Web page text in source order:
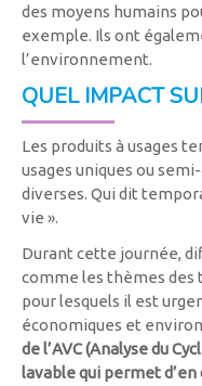
des moyens humains
exemple. Ils ont
l’environnement.
QUEL IMPACT
Les produits à usages
usages uniques ou
diverses. Qui dit
vie ».
Durant cette journée,
comme les thèmes des
pour lesquels il est
économiques et
de l’AVC (Analyse du
lavable qui permet